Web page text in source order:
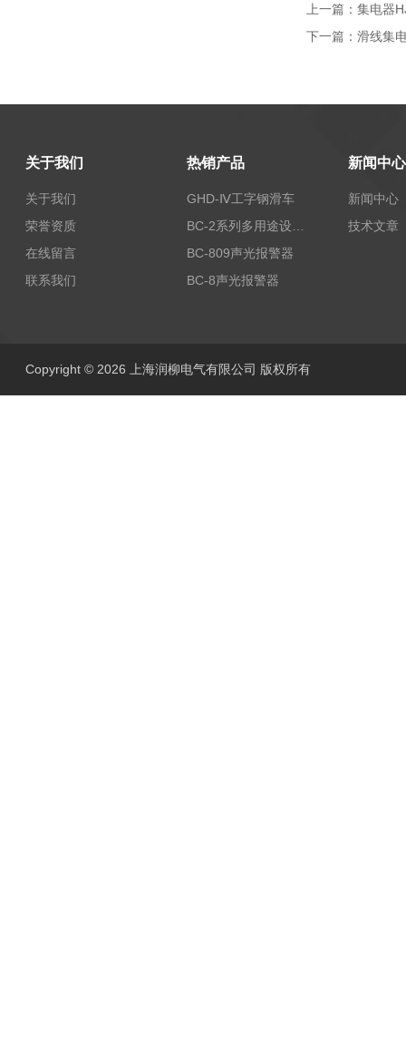
上一篇： 集电器
下一篇： 滑线集
关于我们
关于我们
荣誉资质
在线留言
联系我们
热销产品
GHD-Ⅳ工字钢滑车
BC-809声光报警器
BC-8声光报警器
新闻中心
新闻中心
技术文章
Copyright © 2026 上海润柳电气有限公司 版权所有